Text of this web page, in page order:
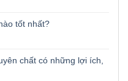
tốt nhất?
chất có những lợi ích,